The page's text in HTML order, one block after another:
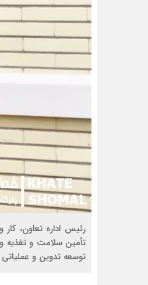
رئیس اداره تعاون،
تأمین سلامت و
توسعه تدوین و